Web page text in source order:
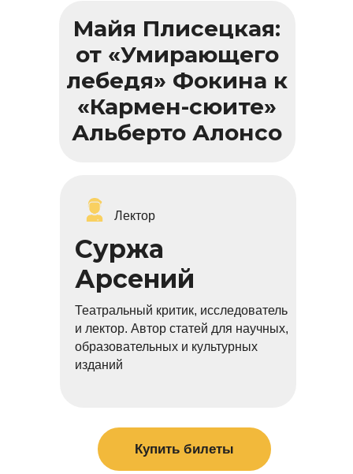
Суржа
Арсений
Купить билеты
Майя Плисецкая:
от «Умирающего
лебедя» Фокина к
«Кармен-сюите»
Альберто Алонсо
Лектор
Театральный критик, исследователь
и лектор. Автор статей для научных,
образовательных и культурных
изданий